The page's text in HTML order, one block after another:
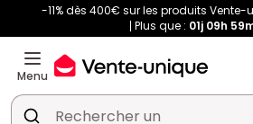
-11% dès 400€ sur les produits
Plus que : 01j 09h
Menu